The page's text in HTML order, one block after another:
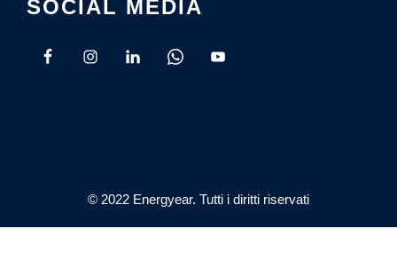
SOCIAL MEDIA
© 2022 Energyear. Tutti i diritti riservati